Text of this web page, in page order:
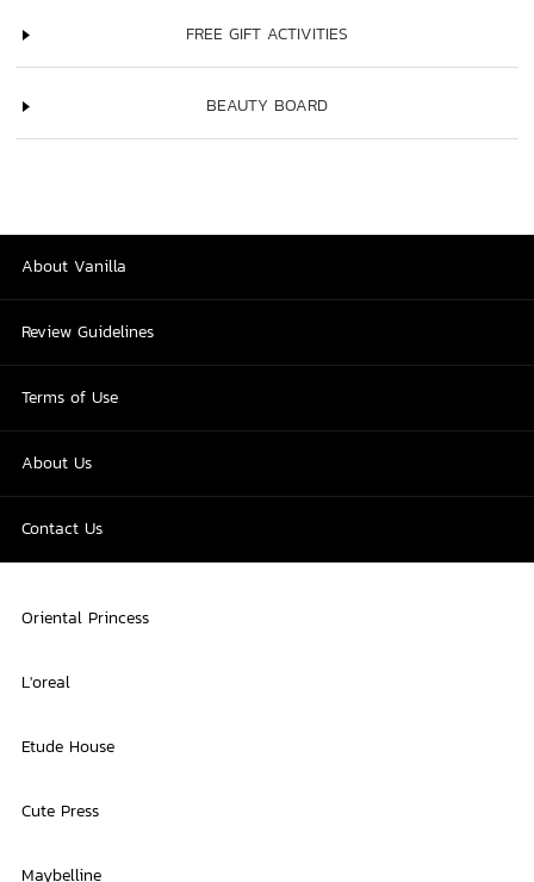
FREE GIFT ACTIVITIES
BEAUTY BOARD
About Vanilla
Review Guidelines
Terms of Use
About Us
Contact Us
Oriental Princess
L'oreal
Etude House
Cute Press
Maybelline